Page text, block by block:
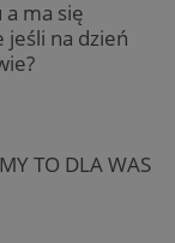
ma się
jeśli na dzień
TO DLA WAS